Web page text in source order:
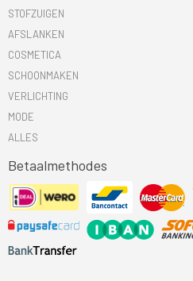
STOFZUIGEN
AFSLANKEN
COSMETICA
SCHOONMAKEN
VERLICHTING
MODE
ALLES
Betaalmethodes